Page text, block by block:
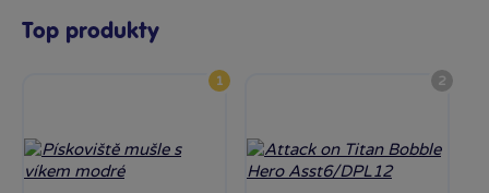
Top produkty
1 2